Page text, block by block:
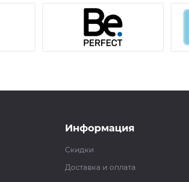
Информация
Скидки
Доставка и оплата